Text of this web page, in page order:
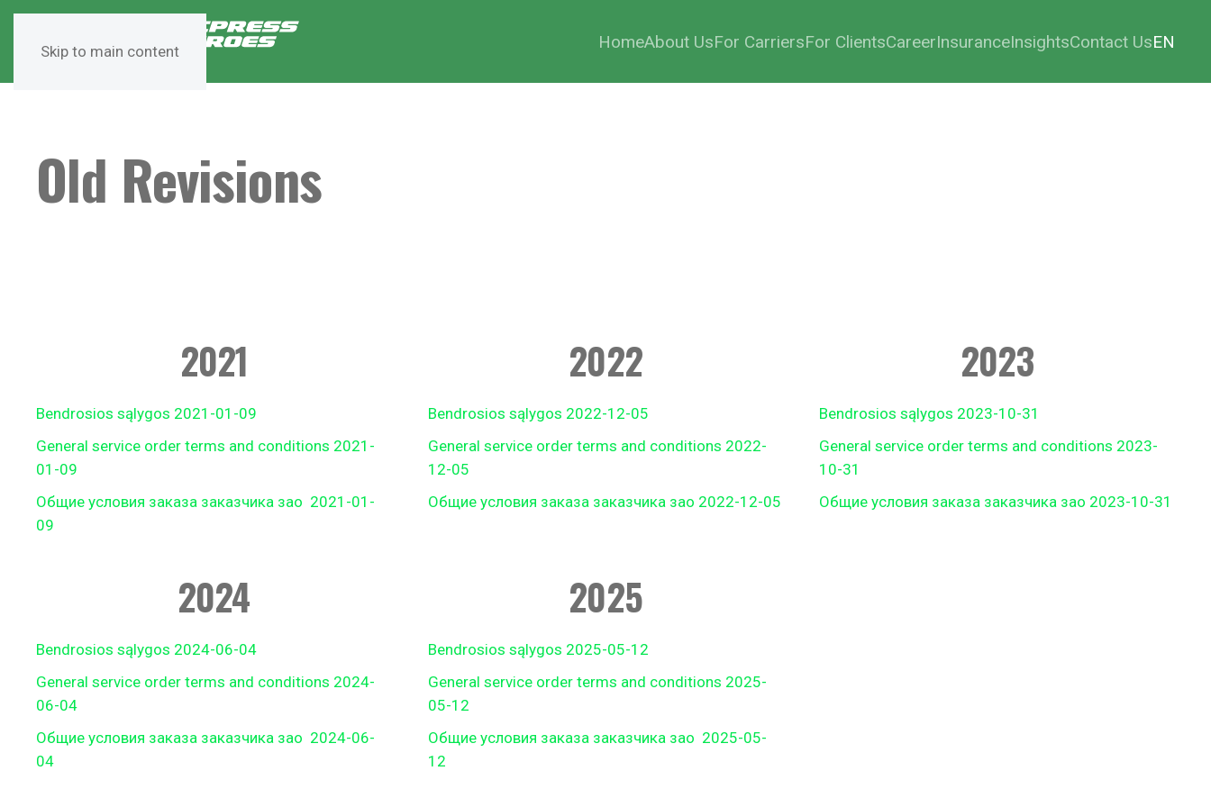
Skip to main content HomeAbout UsFor CarriersFor ClientsCareerInsuranceInsightsContact UsEN
Old Revisions
2021
Bendrosios sąlygos 2021-01-09
General service order terms and conditions 2021-
01-09
Общие условия заказа заказчика зао 2021-01-
09
2022
Bendrosios sąlygos 2022-12-05
General service order terms and conditions 2022-
12-05
Общие условия заказа заказчика зао 2022-12-05
2023
Bendrosios sąlygos 2023-10-31
General service order terms and conditions 2023-
10-31
Общие условия заказа заказчика зао 2023-10-31
2024
Bendrosios sąlygos 2024-06-04
General service order terms and conditions 2024-
06-04
Общие условия заказа заказчика зао 2024-06-
04
2025
Bendrosios sąlygos 2025-05-12
General service order terms and conditions 2025-
05-12
Общие условия заказа заказчика зао 2025-05-
12